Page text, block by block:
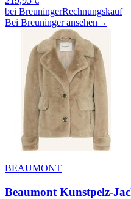
bei BreuningerRechnungskauf
Bei Breuninger ansehen →
BEAUMONT
Beaumont Kunstpelz-